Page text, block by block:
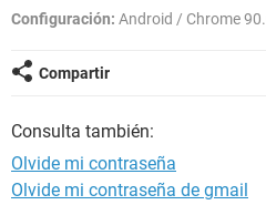
Configuración: Android / Chrome
Compartir
Consulta también:
Olvide mi contraseña
Olvide mi contraseña de gmail